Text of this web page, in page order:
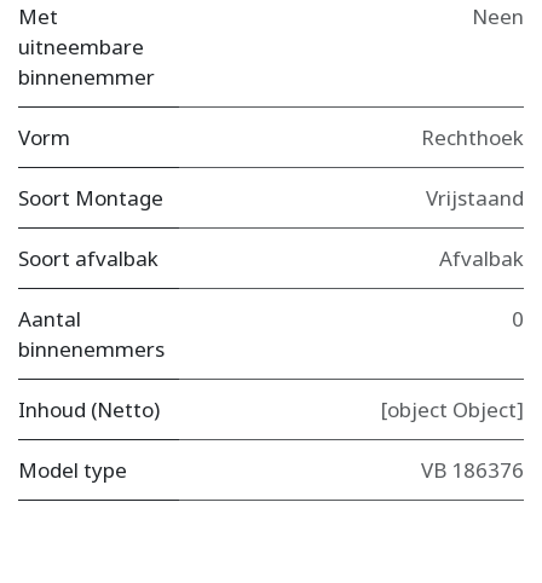
Met
uitneembare
binnenemmer
Neen
Vorm Rechthoek
Soort Montage Vrijstaand
Soort afvalbak Afvalbak
Aantal
binnenemmers
0
Inhoud (Netto) [object Object]
Model type VB 186376